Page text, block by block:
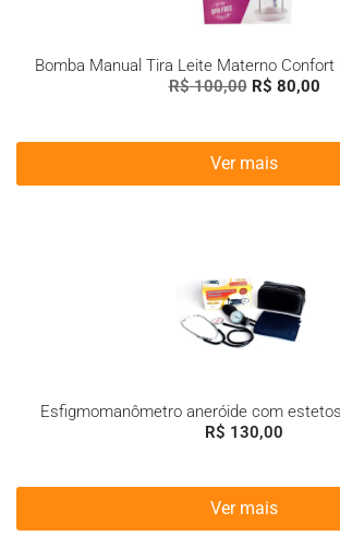
Bomba Manual Tira Leite Materno Confort
R$100,00 R$ 80,00
Ver mais
Esfigmomanômetro aneróide com
R$ 130,00
Ver mais